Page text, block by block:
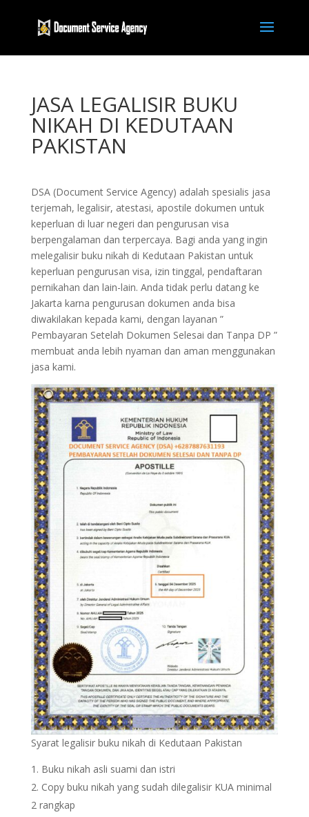
JASA LEGALISIR BUKU
NIKAH DI KEDUTAAN
PAKISTAN
DSA (Document Service Agency) adalah spesialis jasa
terjemah, legalisir, atestasi, apostile dokumen untuk
keperluan di luar negeri dan pengurusan visa
berpengalaman dan terpercaya. Bagi anda yang ingin
melegalisir buku nikah di Kedutaan Pakistan untuk
keperluan pengurusan visa, izin tinggal, pendaftaran
pernikahan dan lain-lain. Anda tidak perlu datang ke
Jakarta karna pengurusan dokumen anda bisa
diwakilakan kepada kami, dengan layanan ”
Pembayaran Setelah Dokumen Selesai dan Tanpa DP ”
membuat anda lebih nyaman dan aman menggunakan
jasa kami.
Syarat legalisir buku nikah di Kedutaan Pakistan
Buku nikah asli suami dan istri
Copy buku nikah yang sudah dilegalisir KUA minimal
2 rangkap